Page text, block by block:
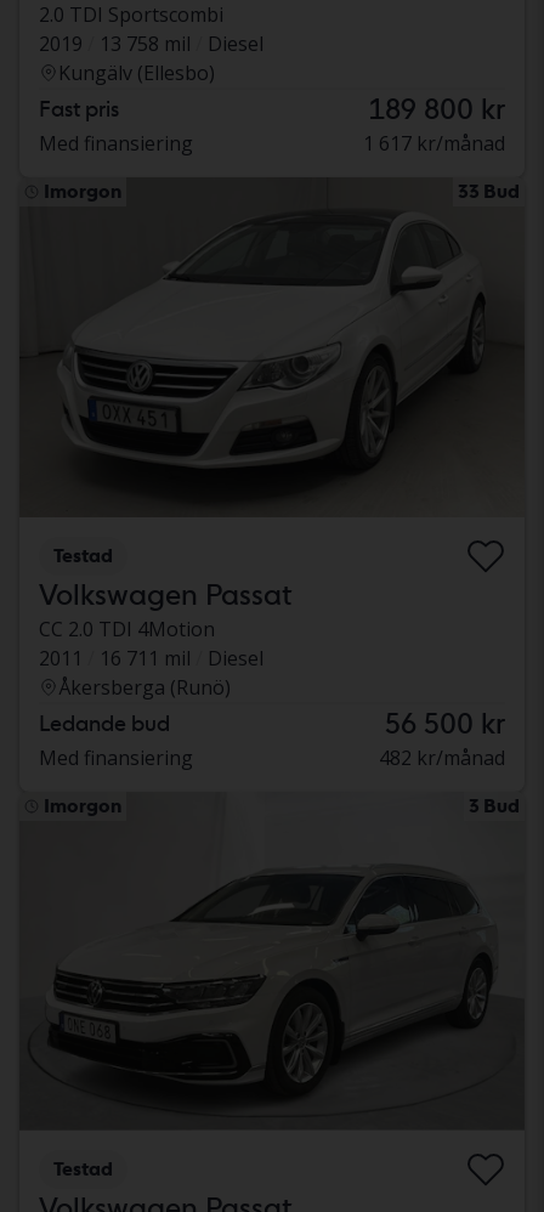
2.0 TDI Sportscombi
2019
13 758 mil
Diesel
Kungälv (Ellesbo)
Fast pris 189 800 kr
Med finansiering 1 617 kr/månad
Imorgon 33 Bud
Testad
Volkswagen Passat
CC 2.0 TDI 4Motion
2011
16 711 mil
Diesel
Åkersberga (Runö)
Ledande bud 56 500 kr
Med finansiering 482 kr/månad
Imorgon 3 Bud
Testad